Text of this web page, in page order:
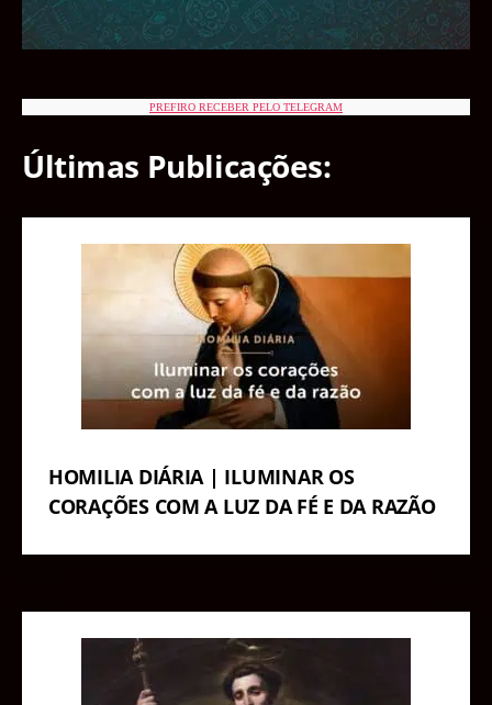
PREFIRO RECEBER PELO TELEGRAM
Últimas Publicações:
HOMILIA DIÁRIA | ILUMINAR OS
CORAÇÕES COM A LUZ DA FÉ E DA RAZÃO